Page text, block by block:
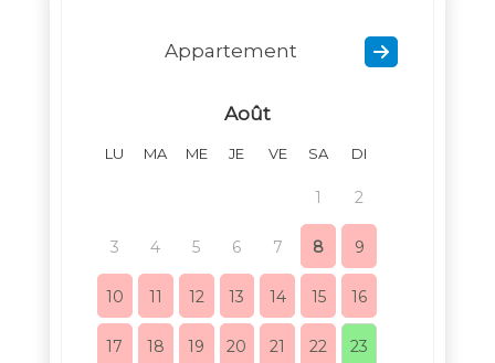
Appartement
Août
LU MA ME JE VE SA DI
1 2
3 4 5 6 7 8 9
10 11 12 13 14 15 16
17 18 19 20 21 22 23